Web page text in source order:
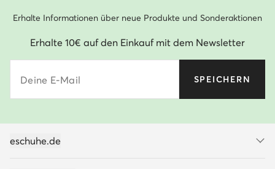
Erhalte Informationen über neue Produkte und Sonderaktionen
Erhalte 10€ auf den Einkauf mit dem Newsletter
Deine E-Mail SPEICHERN
eschuhe.de